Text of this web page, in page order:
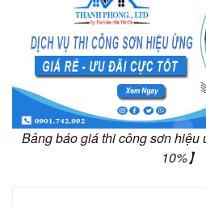
Bảng báo giá thi công sơn
10%】